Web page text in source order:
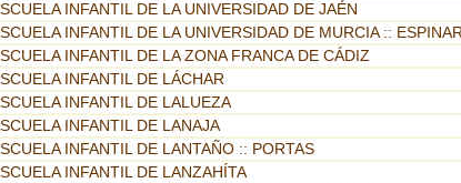
INFANTIL DE LA UNIVERSIDAD DE JAÉN
INFANTIL DE LA UNIVERSIDAD DE MURCIA ::
INFANTIL DE LA ZONA FRANCA DE CÁDIZ
INFANTIL DE LÁCHAR
INFANTIL DE LALUEZA
INFANTIL DE LANAJA
INFANTIL DE LANTAÑO :: PORTAS
INFANTIL DE LANZAHÍTA